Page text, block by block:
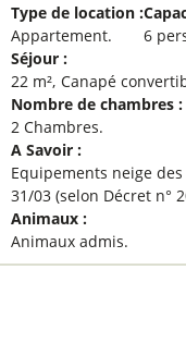
Type de location :
Appartement
6
Séjour :
22 m² Canapé
Nombre de chambres :
2 Chambres
A Savoir :
Equipements neige
31/03 (selon Décret n°
Animaux :
Animaux admis